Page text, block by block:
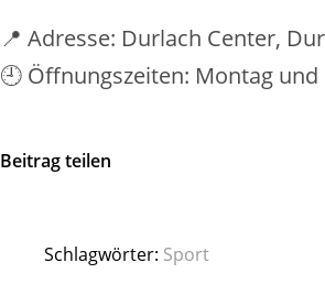
📍 Adresse: Durlach Center,
🕘 Öffnungszeiten: Montag und
Beitrag teilen
Schlagwörter: Sport